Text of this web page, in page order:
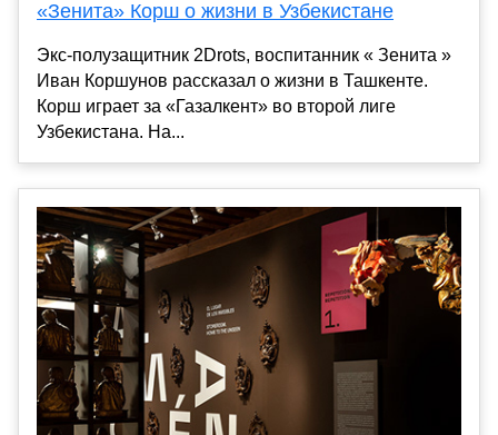
«Зенита» Корш о жизни в Узбекистане
Экс-полузащитник 2Drots, воспитанник « Зенита »
Иван Коршунов рассказал о жизни в Ташкенте.
Корш играет за «Газалкент» во второй лиге
Узбекистана. На...